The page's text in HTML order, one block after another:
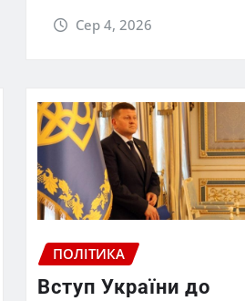
Сер 4, 2026
ПОЛІТИКА
Вступ України до